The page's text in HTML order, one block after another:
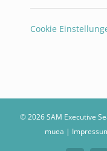
Cookie
©2026 SAM Executive
muea |